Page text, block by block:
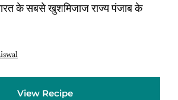
के सबसे खुशमिजाज राज्य पंजाब के
View Recipe